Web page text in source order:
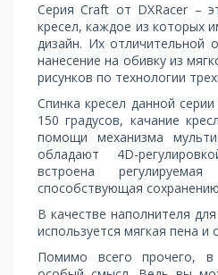
Серия Craft от DXRacer –
кресел, каждое из которых
дизайн. Их отличительной
нанесение на обивку из
рисунков по технологии
Спинка кресел данной
150 градусов, качание
помощи механизма
обладают 4D-
встроена
способствующая
В качестве наполнителя
используется мягкая пена
Помимо всего прочего, в